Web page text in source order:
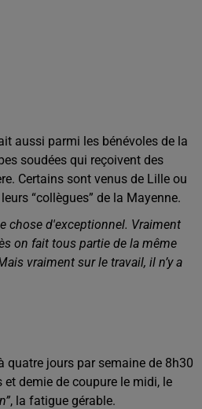
aussi parmi les bénévoles de la
soudées qui reçoivent des
Certains sont venus de Lille ou
“collègues” de la Mayenne.
chose d'exceptionnel. Vraiment
on fait tous partie de la même
vraiment sur le travail, il n’y a
quatre jours par semaine de 8h30
demie de coupure le midi, le
, la fatigue gérable.